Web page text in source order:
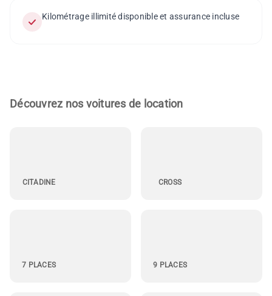
Kilométrage illimité disponible et assurance incluse
Découvrez nos voitures de location
CITADINE CROSS
7 PLACES 9 PLACES